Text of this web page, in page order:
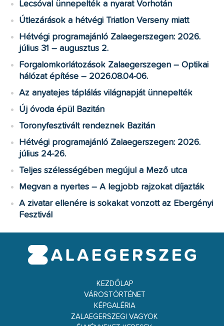
Lecsóval ünnepelték a nyarat Vorhotán
Útlezárások a hétvégi Triatlon Verseny miatt
Hétvégi programajánló Zalaegerszegen: 2026.
július 31 – augusztus 2.
Forgalomkorlátozások Zalaegerszegen – Optikai
hálózat építése – 2026.08.04-06.
Az anyatejes táplálás világnapját ünnepelték
Új óvoda épül Bazitán
Toronyfesztivált rendeznek Bazitán
Hétvégi programajánló Zalaegerszegen: 2026.
július 24-26.
Teljes szélességében megújul a Mező utca
Megvan a nyertes – A legjobb rajzokat díjazták
A zivatar ellenére is sokakat vonzott az Ebergényi
Fesztivál
KEZDŐLAP
VÁROSTÖRTÉNET
KÉPGALÉRIA
ZALAEGERSZEGI VAGYOK